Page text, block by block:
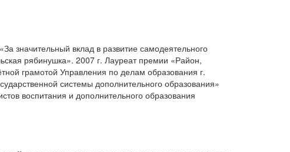
значительный вклад в развитие самодеятельного
рябинушка». 2007 г. Лауреат премии «Район,
грамотой Управления по делам образования г.
системы дополнительного образования»
воспитания и дополнительного образования